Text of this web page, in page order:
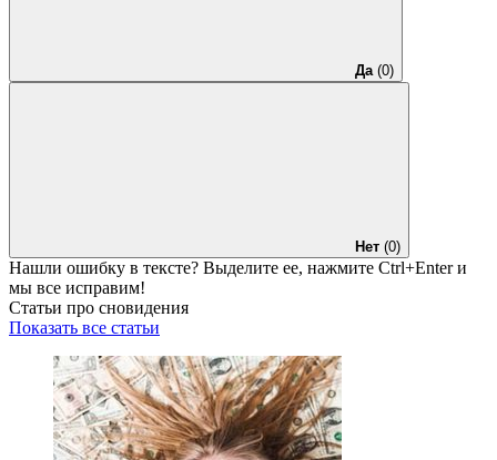
Да(0)
Нет (0)
Нашли ошибку в тексте? Выделите ее, нажмите Ctrl+Enterи
мы все исправим!
Статьи про сновидения
Показать все статьи